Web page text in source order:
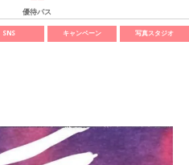
優待パス
SNS キャンペーン 写真スタジオ